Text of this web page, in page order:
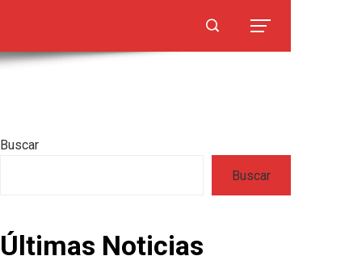
Buscar
Buscar
Últimas Noticias